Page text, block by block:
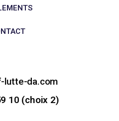
lutte-da.com
10 (choix 2)